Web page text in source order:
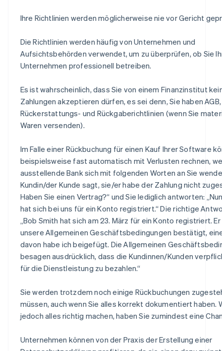
Ihre Richtlinien werden möglicherweise nie vor Gericht
Die Richtlinien werden häufig von Unternehmen und
Aufsichtsbehörden verwendet, um zu überprüfen, ob Sie
Unternehmen professionell betreiben.
Es ist wahrscheinlich, dass Sie von einem Finanzinstitut
Zahlungen akzeptieren dürfen, es sei denn, Sie haben AGB,
Rückerstattungs- und Rückgaberichtlinien (wenn Sie
Waren versenden).
Im Falle einer Rückbuchung für einen Kauf Ihrer Software
beispielsweise fast automatisch mit Verlusten rechnen,
ausstellende Bank sich mit folgenden Worten an Sie
Kundin/der Kunde sagt, sie/er habe der Zahlung nicht
Haben Sie einen Vertrag?“ und Sie lediglich antworten:
hat sich bei uns für ein Konto registriert.“ Die richtige
„Bob Smith hat sich am 23. März für ein Konto registriert.
unsere Allgemeinen Geschäftsbedingungen bestätigt,
davon habe ich beigefügt. Die Allgemeinen
besagen ausdrücklich, dass die Kundinnen/Kunden
für die Dienstleistung zu bezahlen.“
Sie werden trotzdem noch einige Rückbuchungen
müssen, auch wenn Sie alles korrekt dokumentiert haben.
jedoch alles richtig machen, haben Sie zumindest eine
Unternehmen können von der Praxis der Erstellung einer